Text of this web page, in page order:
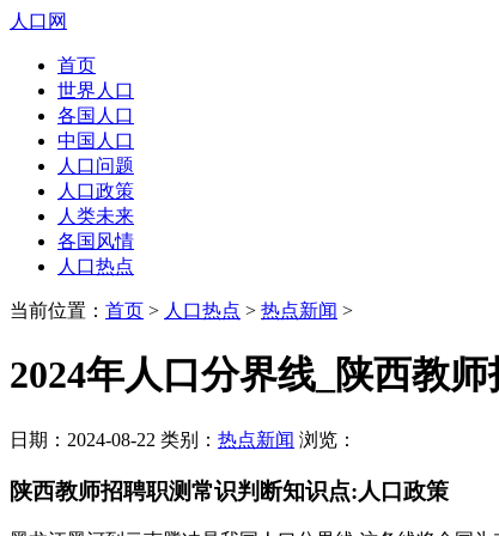
人口网
首页
世界人口
各国人口
中国人口
人口问题
人口政策
人类未来
各国风情
人口热点
当前位置： 首页 > 人口热点 > 热点新闻 >
2024年人口分界线_陕西教
日期：2024-08-22 类别： 热点新闻 浏览：
陕西教师招聘职测常识判断知识点:人口政策